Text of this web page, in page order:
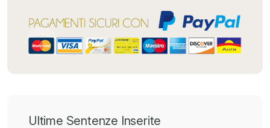
Ultime Sentenze Inserite